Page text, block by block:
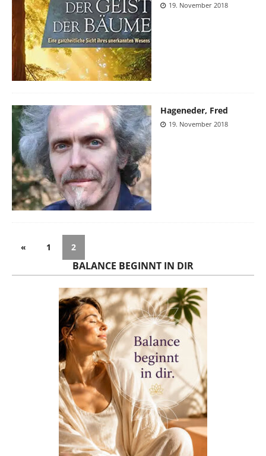
19. November 2018
Hageneder, Fred
19. November 2018
« 1 2
BALANCE BEGINNT IN DIR